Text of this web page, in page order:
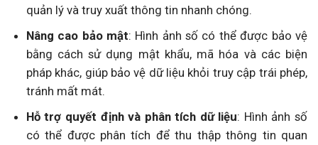
quản lý và truy xuất thông tin nhanh chóng.
Nâng cao bảo mật: Hình ảnh số có thể được bảo vệ
bằng cách sử dụng mật khẩu, mã hóa và các biện
pháp khác, giúp bảo vệ dữ liệu khỏi truy cập trái phép,
tránh mất mát.
Hỗ trợ quyết định và phân tích dữ liệu: Hình ảnh số
có thể được phân tích để thu thập thông tin quan